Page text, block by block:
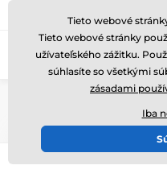
Zavolajte nám (Po-Pi 8-17)
Tieto webové
Tieto webové stránky
užívateľského zážitku.
súhlasíte so všetkými
zásadami
Iba